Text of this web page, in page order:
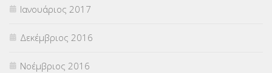
Ιανουάριος 2017
Δεκέμβριος 2016
Νοέμβριος 2016